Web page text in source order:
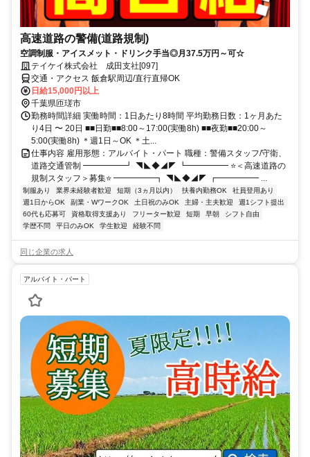
高速道路の警備(道路規制)
空調制服・アイスメット・ドリンク手当◎月37.5万円～可☆
テイケイ株式会社 成田支社[097]
交通・アクセス 飯倉駅周辺/直行直帰OK
日給15,000円以上
千葉県匝瑳市
勤務時間詳細 実働時間：1日あたり8時間 平均勤務日数：1ヶ月あた
り4日 〜 20日 ■■日勤■■8:00～17:00(実働8h) ■■夜勤■■20:00～
5:00(実働8h) ＊週1日～OK ＊土...
仕事内容 雇用形態：アルバイト・パート 職種：警備スタッフ/守衛、
道路交通管制 ━━━━━┛ ◥◣◆◢◤ ┗━━━━━ ⭐＜高速道路の
規制スタッフ＞募集⭐ ━━━━━┓ ◥◣◆◢◤ ┏━━━━━ ...
制服あり 業界未経験者歓迎 短期（3ヵ月以内） 扶養内勤務OK
社員登用あり
週1日からOK
副業・WワークOK 土日祝のみOK 主婦・主夫歓迎
週1シフト提出
60代も応募可
資格取得支援あり フリーター歓迎 短期 早朝
シフト自由
学歴不問
平日のみOK 学生歓迎 経験不問
同じ企業の求人
アルバイト・パート